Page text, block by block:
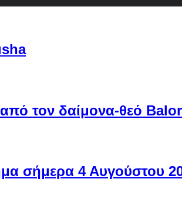
τον δαίμονα-θεό Balor
σήμερα 4 Αυγούστου